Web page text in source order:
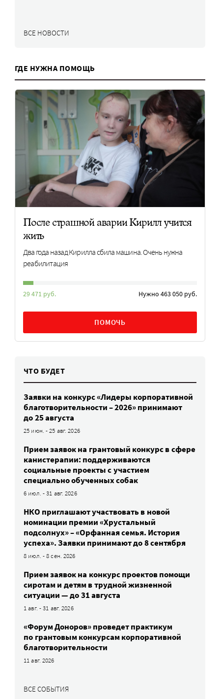
ВСЕ НОВОСТИ
ГДЕ НУЖНА ПОМОЩЬ
После страшной аварии Кирилл учится
жить
Два года назад Кирилла сбила машина. Очень нужна
реабилитация
29 471 руб. Нужно 463 050 руб.
ПОМОЧЬ
ЧТО БУДЕТ
Заявки на конкурс «Лидеры корпоративной
благотворительности – 2026» принимают
до 25 августа
25 июн. - 25 авг. 2026
Прием заявок на грантовый конкурс в сфере
канистерапии: поддерживаются
социальные проекты с участием
специально обученных собак
6 июл. - 31 авг. 2026
НКО приглашают участвовать в новой
номинации премии «Хрустальный
подсолнух» – «Орфанная семья. История
успеха». Заявки принимают до 8 сентября
8 июл. - 8 сен. 2026
Прием заявок на конкурс проектов помощи
сиротам и детям в трудной жизненной
ситуации — до 31 августа
1 авг. - 31 авг. 2026
«Форум Доноров» проведет практикум
по грантовым конкурсам корпоративной
благотворительности
11 авг. 2026
ВСЕ СОБЫТИЯ